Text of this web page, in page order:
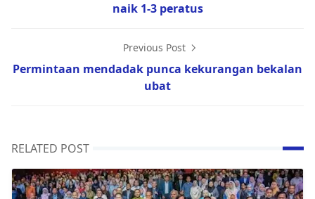
naik 1-3 peratus
Previous Post
Permintaan mendadak punca kekurangan bekalan
ubat
RELATED POST